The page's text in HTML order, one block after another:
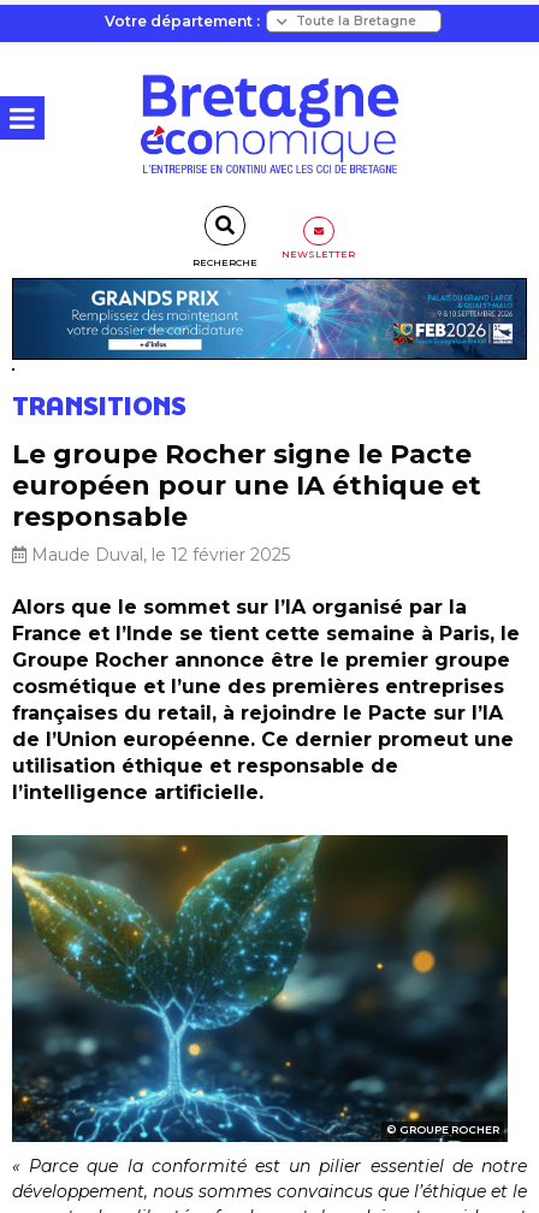
Votre département :
RECHERCHE
NEWSLETTER
TRANSITIONS
Le groupe Rocher signe le Pacte
européen pour une IA éthique et
responsable
Maude Duval, le 12 février 2025
Alors que le sommet sur l’IA organisé par la
France et l’Inde se tient cette semaine à Paris, le
Groupe Rocher annonce être le premier groupe
cosmétique et l’une des premières entreprises
françaises du retail, à rejoindre le Pacte sur l’IA
de l’Union européenne. Ce dernier promeut une
utilisation éthique et responsable de
l’intelligence artificielle.
GROUPE ROCHER
« Parce que la conformité est un pilier essentiel de notre
développement, nous sommes convaincus que l’éthique et le